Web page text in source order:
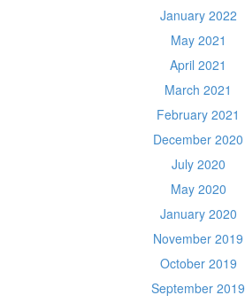
January 2022
May 2021
April 2021
March 2021
February 2021
December 2020
July 2020
May 2020
January 2020
November 2019
October 2019
September 2019